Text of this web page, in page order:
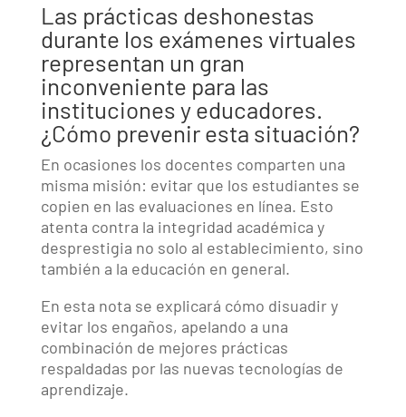
Las prácticas deshonestas
durante los exámenes virtuales
representan un gran
inconveniente para las
instituciones y educadores.
¿Cómo prevenir esta situación?
En ocasiones los docentes comparten una
misma misión: evitar que los estudiantes se
copien en las evaluaciones en línea. Esto
atenta contra la integridad académica y
desprestigia no solo al establecimiento, sino
también a la educación en general.
En esta nota se explicará cómo disuadir y
evitar los engaños, apelando a una
combinación de mejores prácticas
respaldadas por las nuevas tecnologías de
aprendizaje.